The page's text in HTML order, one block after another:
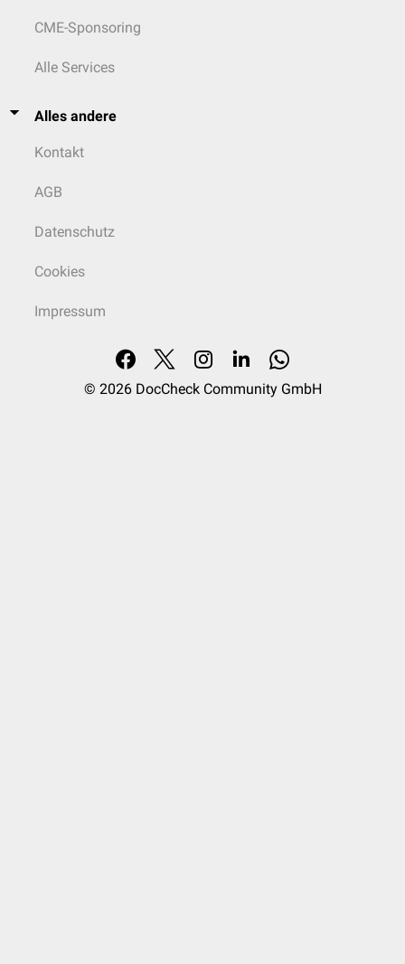
CME-Sponsoring
Alle Services
Alles andere
Kontakt
AGB
Datenschutz
Cookies
Impressum
© 2026 DocCheck Community GmbH